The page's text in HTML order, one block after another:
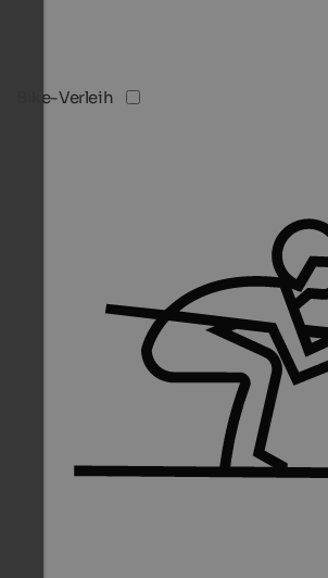
Bike-Verleih